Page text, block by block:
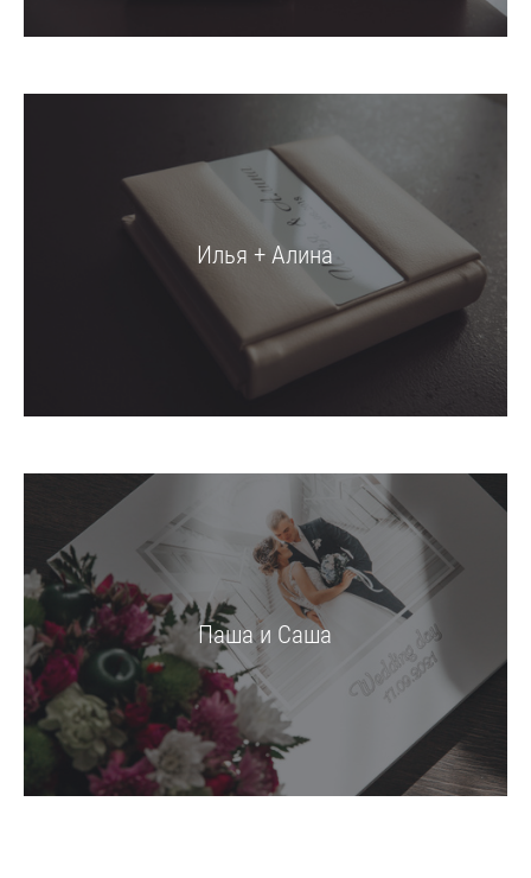
Илья + Алина
Паша и Саша